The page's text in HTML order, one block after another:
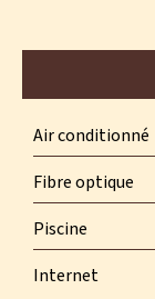
Air conditionné
Fibre optique
Piscine
Internet